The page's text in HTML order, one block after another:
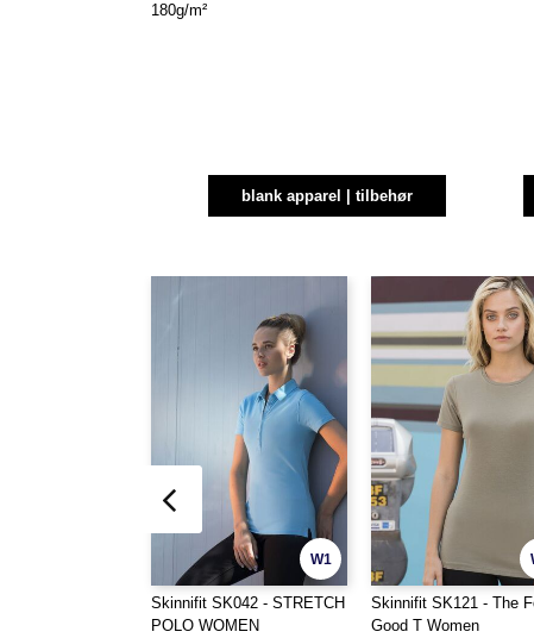
180g/m²
blank apparel | tilbehør
W1
Skinnifit SK042 - STRETCH
POLO WOMEN
Skinnifit SK121 - The
Good T Women